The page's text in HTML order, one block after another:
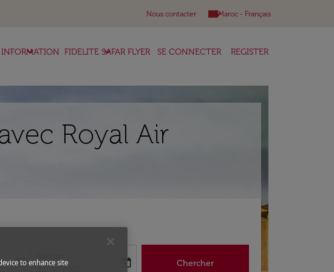
Nous contacter Maroc - Français
keyboard_arrow_down
INFORMATION
keyboard_arrow_down FIDELITE SAFAR FLYER
keyboard_arrow_down SE CONNECTER REGISTER
Royal Air
date-aria-label
today
fc-booking-return-date-aria-label
today Chercher
to enhance site